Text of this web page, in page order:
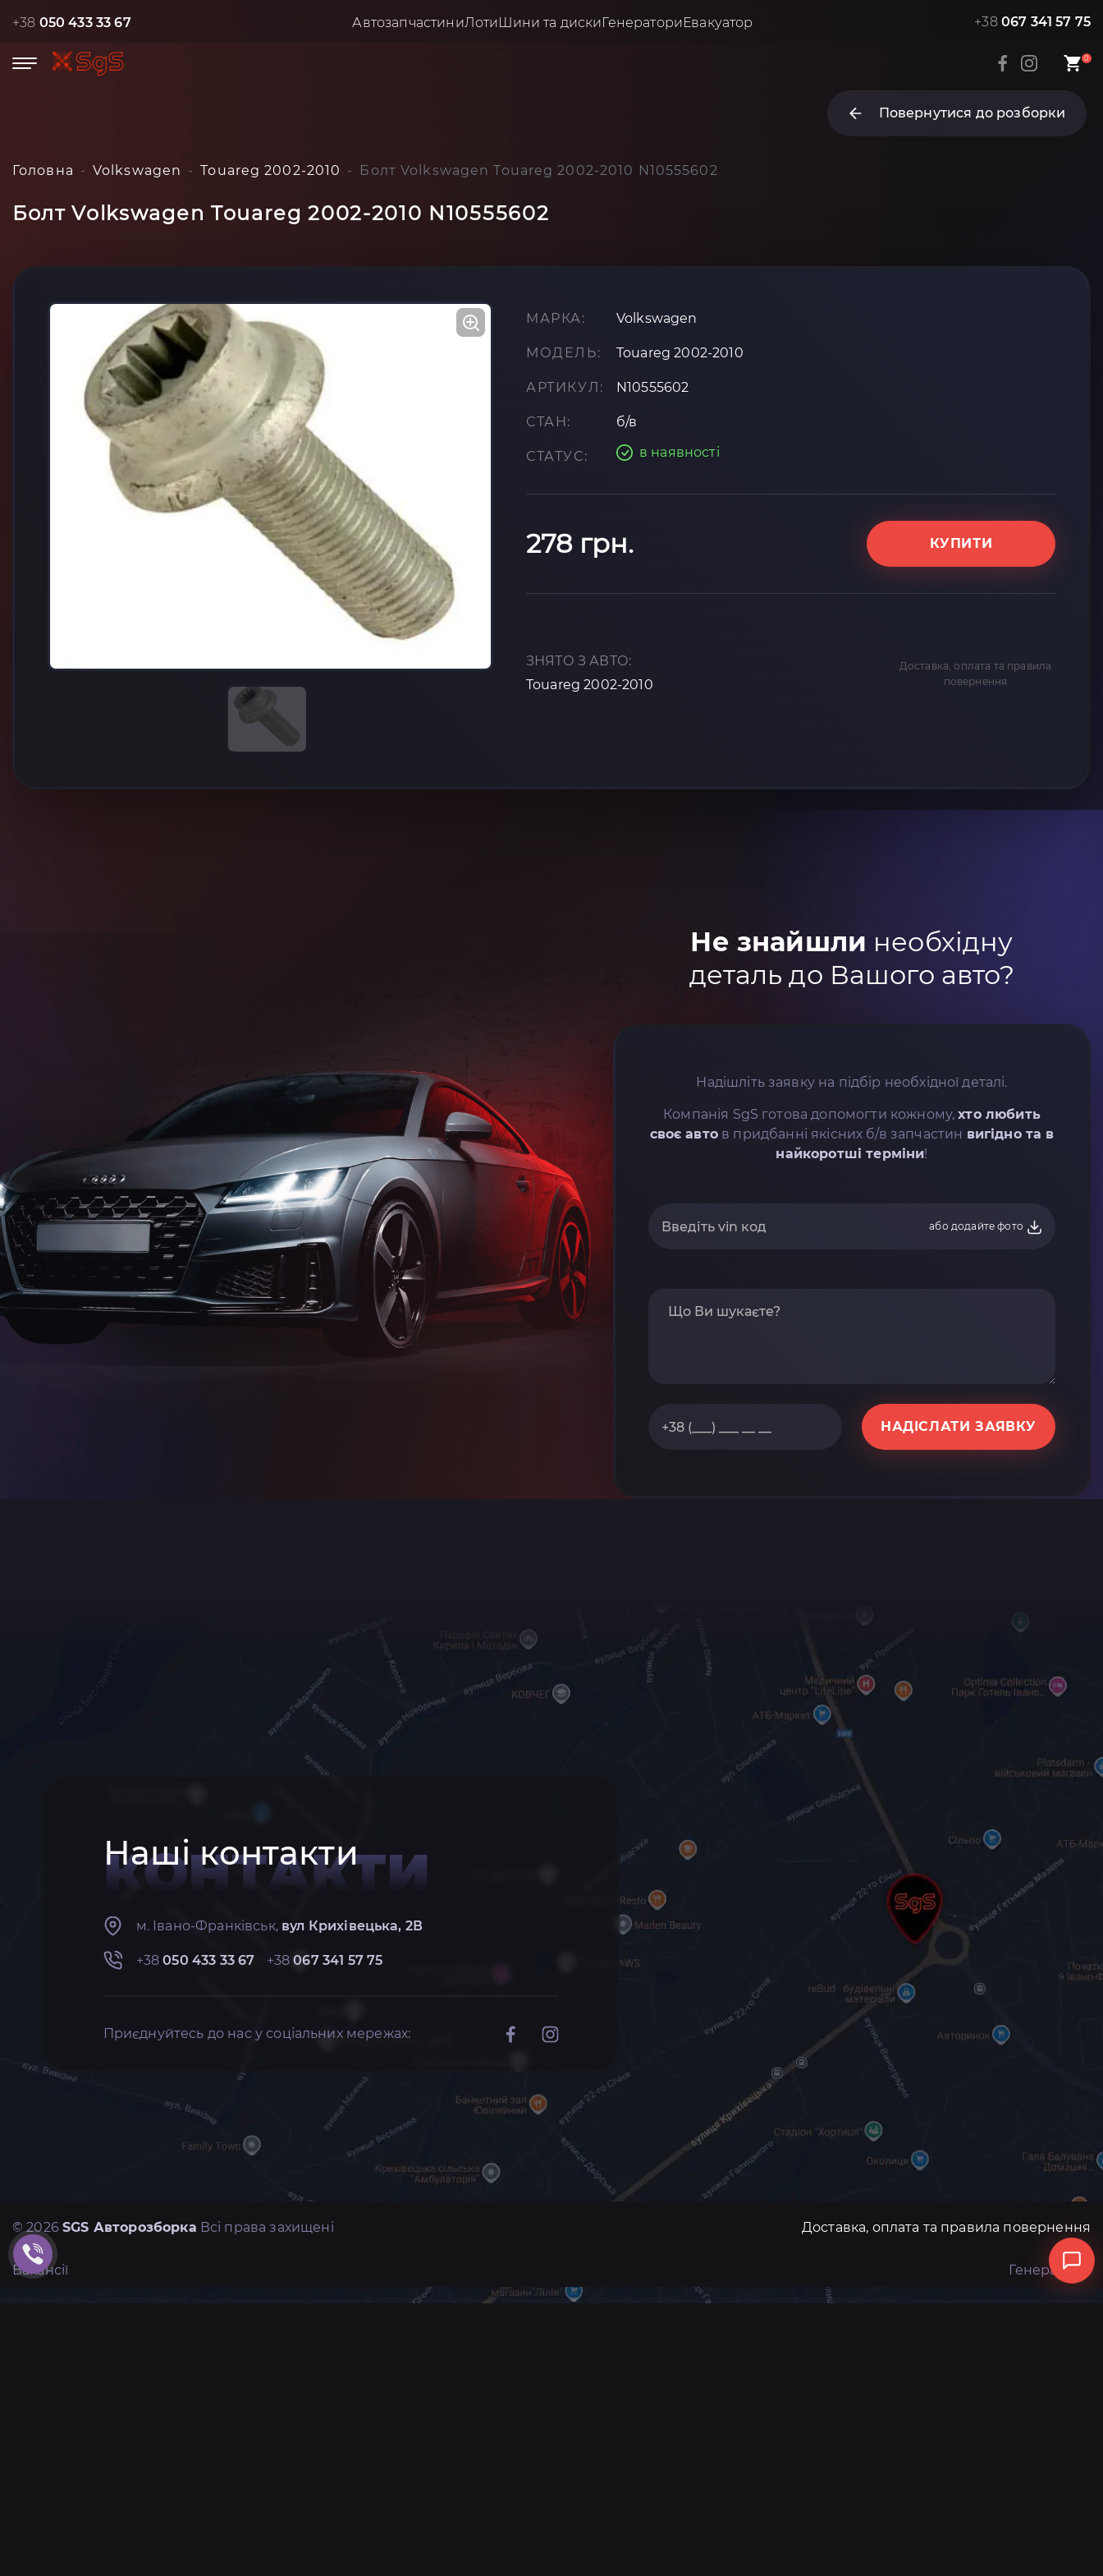
+38 050 433 33 67 АвтозапчастиниЛотиШини та дискиГенераториЕвакуатор +38 067 341 57 75
0
Повернутися до розборки
Головна Volkswagen Touareg 2002-2010 Болт Volkswagen Touareg 2002-2010 N10555602
Болт Volkswagen Touareg 2002-2010 N10555602
МАРКА: Volkswagen
МОДЕЛЬ: Touareg 2002-2010
АРТИКУЛ: N10555602
СТАН: б/в
СТАТУС: в наявності
278 грн. КУПИТИ
ЗНЯТО З АВТО:
Touareg 2002-2010
Доставка, оплата та правила
повернення
Не знайшли необхідну
деталь до Вашого авто?
Надішліть заявку на підбір необхідної деталі.
Компанія SgS готова допомогти кожному,хто любить
своє автов придбанні якісних б/в запчастин вигідно та в
найкоротші терміни!
або додайте фото
НАДІСЛАТИ ЗАЯВКУ
Наші контакти
КОНТАКТИ
м. Івано-Франківськ, вул Крихівецька, 2В
+38050 433 33 67 +38067 341 57 75
Приєднуйтесь до нас у соціальних мережах:
© 2026SGS Авторозборка Всі права захищені Доставка, оплата та правила повернення
Вакансії Генератори